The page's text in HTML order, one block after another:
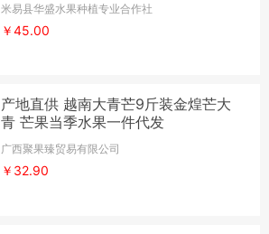
米易县华盛水果种植专业合作社
￥45.00
产地直供 越南大青芒9斤装金煌芒大
青 芒果当季水果一件代发
广西聚果臻贸易有限公司
￥32.90